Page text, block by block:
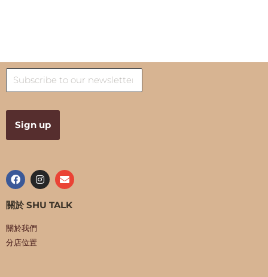
關於 SHU TALK
關於我們
分店位置